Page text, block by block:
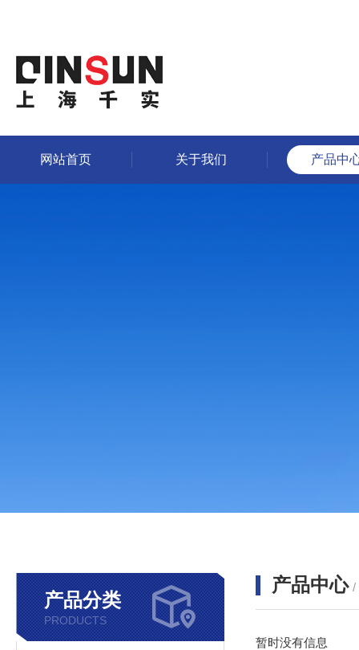
网站首页 关于我们 产品中
产品分类
PRODUCTS
产品中心 /
暂时没有信息